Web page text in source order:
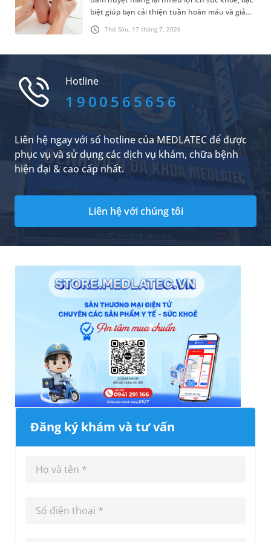
Thứ Sáu, 17 tháng 7, 2026
biệt giúp bạn cải thiện tuần hoàn máu và giảm
căng thẳng hiệu quả. Do đó, rất nhiều người đã
lựa chọn phương pháp chăm sóc sức khỏe tự
người quan tâm là có nên bấm huyệt thường
nào là hợp lý. Dưới đây là câu trả lời cụ thể.
Hotline
1900565656
Liên hệ ngay với số hotline của MEDLATEC để được
phục vụ và sử dụng các dịch vụ khám, chữa bệnh
hiện đại & cao cấp nhất.
Liên hệ với chúng tôi
Đăng ký khám và tư vấn